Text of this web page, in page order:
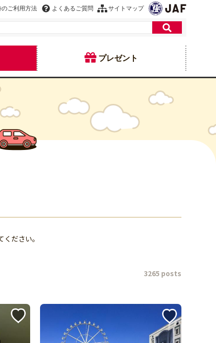
のご利用方法 よくあるご質問 サイトマップ
プレゼント
ださい。
3265 posts